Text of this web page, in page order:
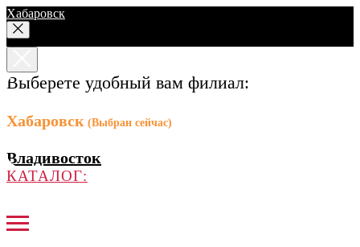
Хабаровск
Выберете удобный вам филиал:
Хабаровск (Выбран сейчас)
Владивосток
КАТАЛОГ: